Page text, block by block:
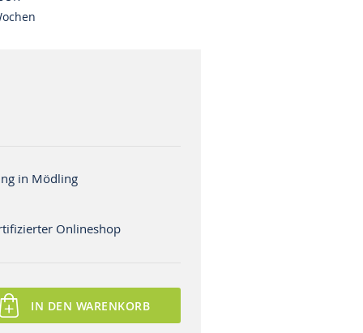
in Mödling
Onlineshop
IN DEN WARENKORB